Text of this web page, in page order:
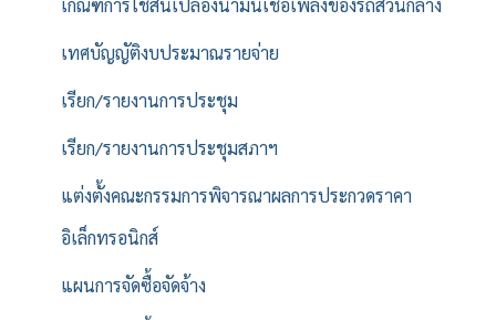
เกณฑ์การใช้สิ้นเปลืองน้ำมันเชื้อเพลิงของรถส่วนกลาง
เทศบัญญัติงบประมาณรายจ่าย
เรียก/รายงานการประชุม
เรียก/รายงานการประชุมสภาฯ
แต่งตั้งคณะกรรมการพิจารณาผลการประกวดราคา
อิเล็กทรอนิกส์
แผนการจัดซื้อจัดจ้าง